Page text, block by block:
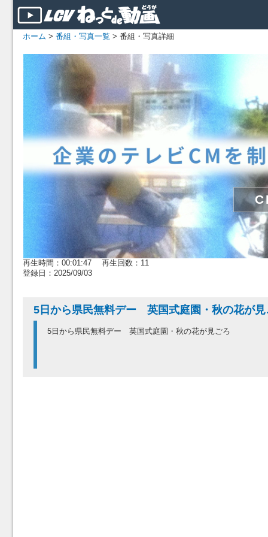
ホーム > 番組・写真一覧 > 番組・写真詳細
再生時間：00:01:47 再生回数：11
登録日：2025/09/03
5日から県民無料デー 英国式庭園・秋の花が
5日から県民無料デー 英国式庭園・秋の花が見ごろ